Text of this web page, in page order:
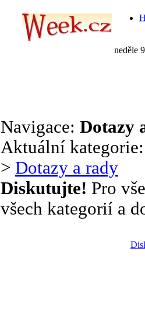
neděle
Navigace: Dotazy
Aktuální
> Dotazy a rady
Diskutujte! Pro
všech kategorií a